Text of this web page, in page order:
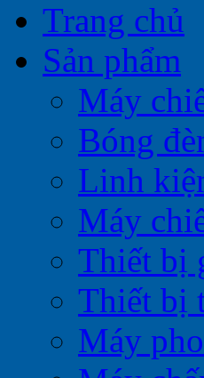
Trang chủ
Sản phẩm
Máy
Bóng
Linh
Máy
Thiết bị
Thiết bị
Máy